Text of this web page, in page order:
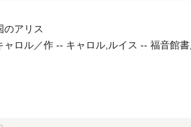
のアリス
ャロル／作 -- キャロル,ルイス -- 福音館